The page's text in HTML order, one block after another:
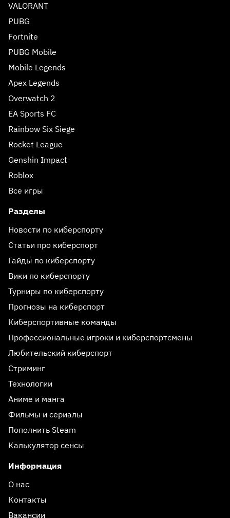
VALORANT
PUBG
Fortnite
PUBG Mobile
Mobile Legends
Apex Legends
Overwatch 2
EA Sports FC
Rainbow Six Siege
Rocket League
Genshin Impact
Roblox
Все игры
Разделы
Новости по киберспорту
Статьи про киберспорт
Гайды по киберспорту
Вики по киберспорту
Турниры по киберспорту
Прогнозы на киберспорт
Киберспортивные команды
Профессиональные игроки и киберспортсмены
Любительский киберспорт
Стриминг
Технологии
Аниме и манга
Фильмы и сериалы
Пополнить Steam
Калькулятор сенсы
Информация
О нас
Контакты
Вакансии